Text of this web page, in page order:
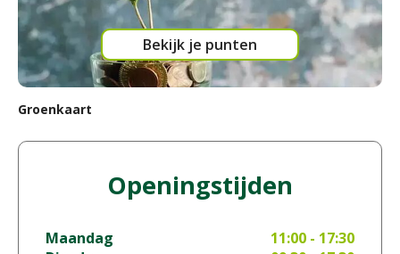
Groenkaart
Bekijk je punten
Openingstijden
Maandag
11:00 - 17:30